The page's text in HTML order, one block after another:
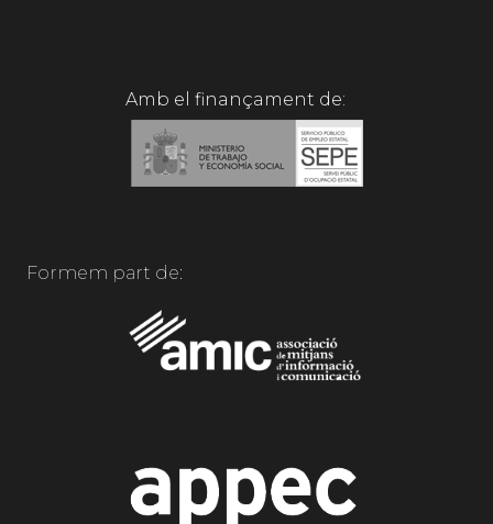
Amb el finançament de:
Formem part de: